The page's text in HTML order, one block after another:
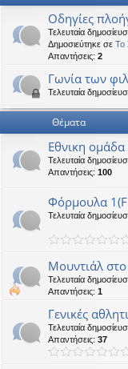
Οδηγίες
Τελευταία
Δημοσιεύτηκε σε Το
Απαντήσεις: 2
Γωνία των
Τελευταία
Θέματα
Eθνικη
Τελευταία
Απαντήσεις: 100
Φόρμουλα
Τελευταία
Μουντιάλ
Τελευταία
Απαντήσεις: 1
Γενικές
Τελευταία
Απαντήσεις: 37